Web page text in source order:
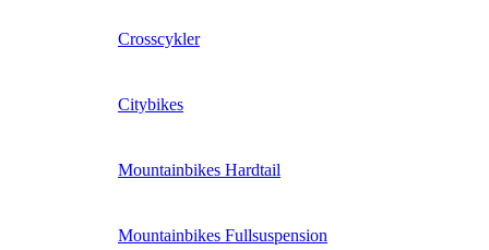
Crosscykler
Citybikes
Mountainbikes Hardtail
Mountainbikes Fullsuspension